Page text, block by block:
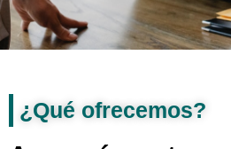
¿Qué ofrecemos?